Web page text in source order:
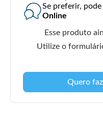
Se preferir,
Online
Esse produto
Utilize o
Quero